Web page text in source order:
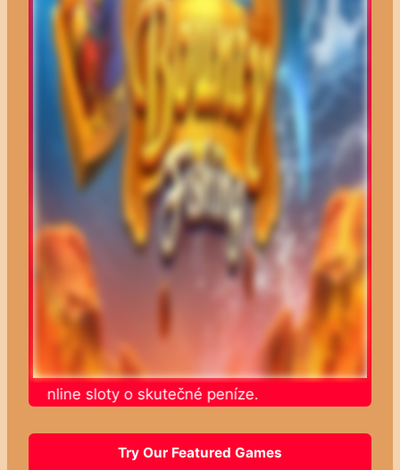
online sloty o skutečné peníze.
Try Our Featured Games